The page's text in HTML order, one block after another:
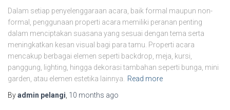
Dalam setiap penyelenggaraan acara, baik formal maupun non-
formal, penggunaan properti acara memiliki peranan penting
dalam menciptakan suasana yang sesuai dengan tema serta
meningkatkan kesan visual bagi para tamu. Properti acara
mencakup berbagai elemen seperti backdrop, meja, kursi,
panggung, lighting, hingga dekorasi tambahan seperti bunga, mini
garden, atau elemen estetika lainnya.
Read more
Byadmin pelangi 10 months ago